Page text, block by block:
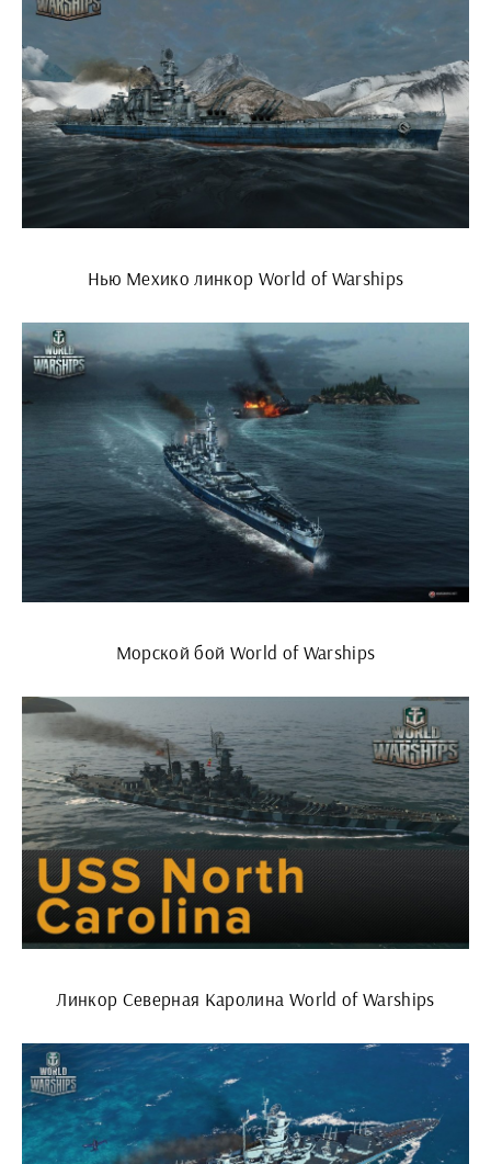
Нью Мехико линкор World of Warships
Морской бой World of Warships
Линкор Северная Каролина World of Warships